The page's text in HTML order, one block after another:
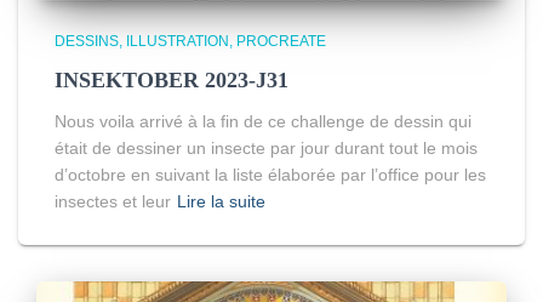
DESSINS ILLUSTRATION PROCREATE
INSEKTOBER 2023-J31
Nous voila arrivé à la fin de ce challenge de dessin qui
était de dessiner un insecte par jour durant tout le mois
d’octobre en suivant la liste élaborée par l’office pour les
insectes et leur Lire la suite